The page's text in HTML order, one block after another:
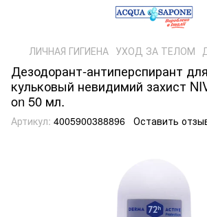
ЛИЧНАЯ ГИГИЕНА УХОД ЗА ТЕЛОМ
Дезодорант-антиперспирант
кульковый невидимий захист
on 50 мл.
Артикул: 4005900388896 Оставить